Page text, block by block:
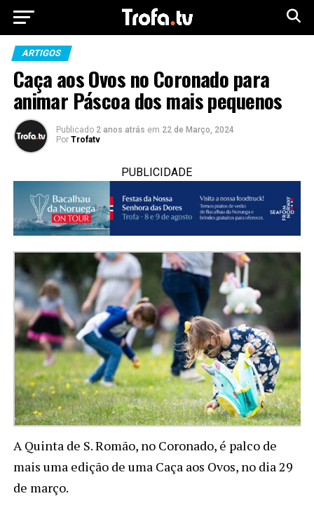
ARTIGOS
Caça aos Ovos no Coronado para
animar Páscoa dos mais pequenos
Publicado 2 anos atrás em 22 de Março, 2024
Por Trofatv
PUBLICIDADE
A Quinta de S. Romão, no Coronado, é palco de
mais uma edição de uma Caça aos Ovos, no dia 29
de março.